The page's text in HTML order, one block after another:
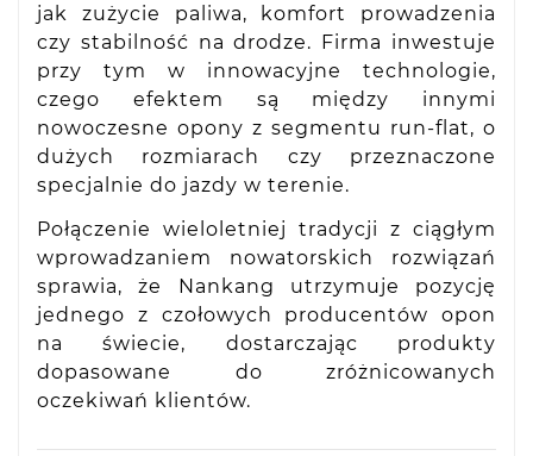
jak zużycie paliwa, komfort prowadzenia
czy stabilność na drodze. Firma inwestuje
przy tym w innowacyjne technologie,
czego efektem są między innymi
nowoczesne opony z segmentu run-flat, o
dużych rozmiarach czy przeznaczone
specjalnie do jazdy w terenie.
Połączenie wieloletniej tradycji z ciągłym
wprowadzaniem nowatorskich rozwiązań
sprawia, że Nankang utrzymuje pozycję
jednego z czołowych producentów opon
na świecie, dostarczając produkty
dopasowane do zróżnicowanych
oczekiwań klientów.